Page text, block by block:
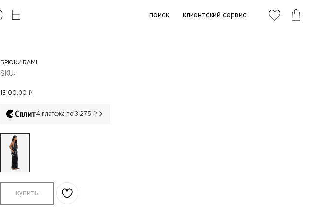
клиентский сервис
поиск
БРЮКИ RAMI
SKU:
13100,00 ₽
4 платежа по 3 275 ₽
купить